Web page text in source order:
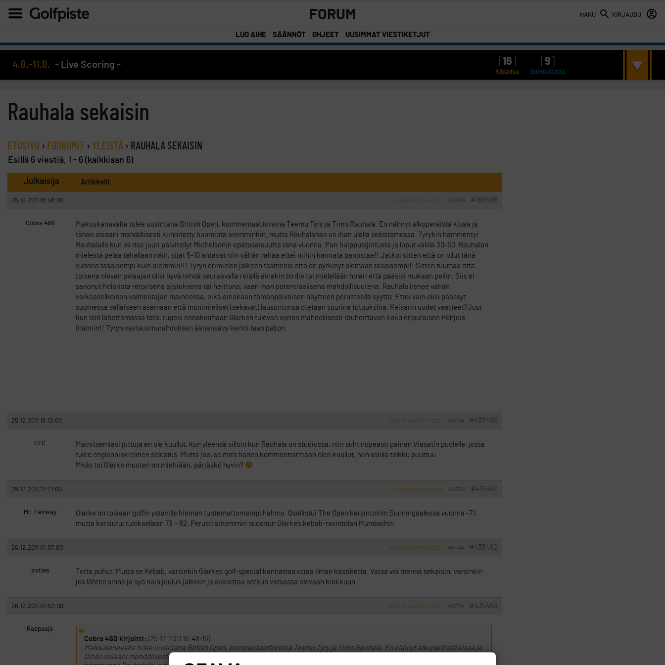
HAKU KIRJAUDU
FORUM
LUO AIHE SÄÄNNÖT OHJEET UUSIMMAT VIESTIKETJUT
4.8.–11.8. - Live Scoring - 16 9
Kilpailua Suomalaista
Rauhala sekaisin
ETUSIVU › FOORUMIT › YLEISTÄ › RAUHALA SEKAISIN
Esillä 6 viestiä, 1 - 6 (kaikkiaan 6)
Julkaisija Artikkelit
25.12.2011 16:48:00 #186586
VASTAA
ILMOITA ASIATON VIESTI
Cobra 460
Maksukanavalta tulee uusintana British Open, kommentaattoreina Teemu Tyry ja Timo Rauhala. En nähnyt alkuperäistä kisaa ja
tähän asiaani mahddlisesti kiinnitetty huomiota aiemminkin, mutta Rauhalahan on ihan ulalla selostamossa. Tyrykin hämmentyi
Rauhalalle kun oli itse juuri päivitellyt Michelsonin epätasaisuutta tänä vuonna. Pari huippusijoitusta ja loput välillä 30-60. Rauhalan
mielestä pelaa tahallaan näin, sijat 5-10 antavat niin vähän rahaa ettei niihin kannata panostaa!! Jatkoi sitten että on ollut tänä
vuonna tasaisempi kuin aiemmin!!! Tyryn erimielen jälkeen täsmensi että on pyrkinyt olemaan tasaisempi!! Sitten tuumaa että
toisena olevan pelaajan olisi hyvä tehdä seuraavalla reiällä ainakin birdie tai mielellään holari että pääsisi mukaan peliin. Siis ei
sanonut holarista retorisena ajatuksena tai heittona, vaan ihan potentiaalisena mahdollisuutena. Rauhala lienee vähän
vaikeaselkoisen valmentajan maineessa, eikä ainakaan tämänpäiväisen näytteen perusteella syyttä. Ettei vain olisi päässyt
suomessa sellaiseen asemaan että monimieliset (sekavat) lausuntonsa otetaan suurina totuuksina. Keisarin uudet vaatteet?Just
kun olin lähettämässä tätä, rupesi ennakoimaan Glarken tulevan voiton mahdollisesti rauhoittavan koko eripuraisen Pohjois-
Irlannin!! Tyryn vastausmurahduksen äänensävy kertoi taas paljon.
25.12.2011 19:10:00 #435490
VASTAA
ILMOITA ASIATON VIESTI
EFC
Mainitsemiasi juttuja en ole kuullut, kun yleensä silloin kun Rauhala on studiossa, niin suht nopeasti painan Viasatin puolelle, josta
tulee englanninkielinen selostus. Mutta joo, se mitä hänen kommentointiaan olen kuullut, niin välillä tolkku puuttuu.
Mkäs toi Glarke muuten on miehiään, pärjäskö hyvin?
25.12.2011 21:21:00 #435491
VASTAA
ILMOITA ASIATON VIESTI
Mr. Fairway
Glarke on tosiaan golfin ystäville hieman tuntemattomampi hahmo. Osallistui The Open karsintoihin Sunningdalessa vuonna -71,
mutta karsiutui tuloksellaan 73 – 82. Perusti sittemmin suositun Glarke’s kebab-ravintolan Mumbaihin.
26.12.2011 01:07:00 #435492
VASTAA
ILMOITA ASIATON VIESTI
sixties
Totta puhut. Mutta se Kebab, varsinkin Glarkes golf-special kannattaa ottaa ilman kastiketta. Vatsa voi mennä sekaisin, varsinkin
jos lähtee sinne ja syö näin joulun jälkeen ja sekoittaa sotkun vatsassa olevaan kinkkuun.
26.12.2011 01:52:00 #435493
VASTAA
ILMOITA ASIATON VIESTI
Rappaaja
Cobra 460 kirjoitti: (25.12.2011 16:48:16)
Maksukanavalta tulee uusintana British Open, kommentaattoreina Teemu Tyry ja Timo Rauhala. En nähnyt alkuperäistä kisaa ja
tähän asiaani mahddlisesti kiinnitetty huomiota aiemminkin, mutta Rauhalahan on ihan ulalla selostamossa. Tyrykin